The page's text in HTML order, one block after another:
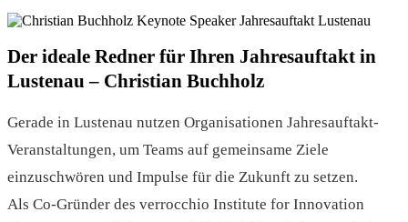
Der ideale Redner für Ihren Jahresauftakt in
Lustenau – Christian Buchholz
Gerade in Lustenau nutzen Organisationen Jahresauftakt-
Veranstaltungen, um Teams auf gemeinsame Ziele
einzuschwören und Impulse für die Zukunft zu setzen.
Als Co-Gründer des verrocchio Institute for Innovation